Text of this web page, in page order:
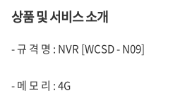
상품 및 서비스 소개
- 규 격 명 : NVR [WCSD - N09]
- 메 모 리 : 4G